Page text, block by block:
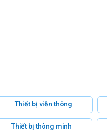
Thiết bị viễn thông
Thiết bị thông minh